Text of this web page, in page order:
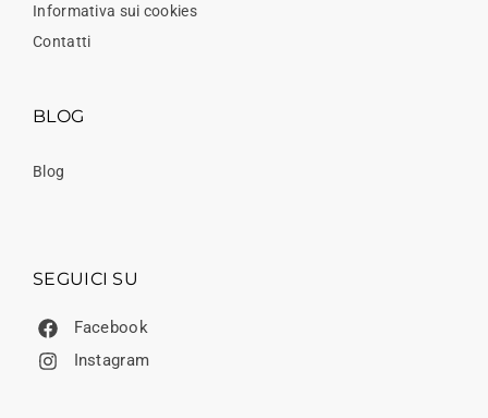
Informativa sui cookies
Contatti
BLOG
Blog
SEGUICI SU
Facebook
Instagram